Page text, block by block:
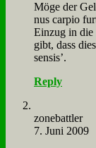
Mö­ge der
nus car­pio
Ein­zug in die
gibt, dass
sen­sis’.
Reply
zone­batt­ler
7. Juni 2009